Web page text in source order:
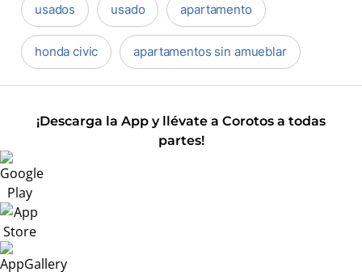
usados usado apartamento
honda civic apartamentos sin amueblar
¡Descarga la App y llévate a Corotos a todas
partes!